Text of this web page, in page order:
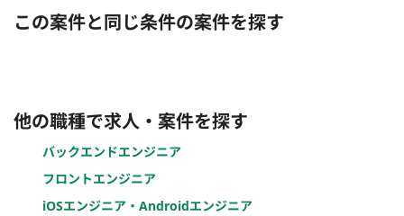
この案件と同じ条件の案件を探す
他の職種で求人・案件を探す
バックエンドエンジニア
フロントエンジニア
iOSエンジニア・Androidエンジニア